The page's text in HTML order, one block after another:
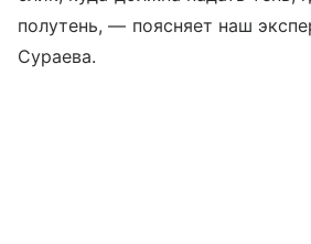
полутень, — поясняет наш
Сураева.